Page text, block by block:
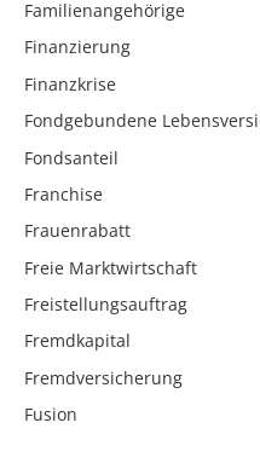
Familienangehörige
Finanzierung
Finanzkrise
Fondgebundene
Fondsanteil
Franchise
Frauenrabatt
Freie Marktwirtschaft
Freistellungsauftrag
Fremdkapital
Fremdversicherung
Fusion